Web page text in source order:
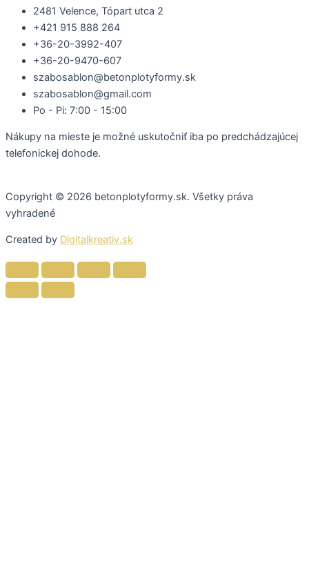
2481 Velence, Tópart utca 2
+421 915 888 264
+36-20-3992-407
+36-20-9470-607
szabosablon@betonplotyformy.sk
szabosablon@gmail.com
Po - Pi: 7:00 - 15:00
Nákupy na mieste je možné uskutočniť iba po predchádzajúcej
telefonickej dohode.
Copyright © 2026 betonplotyformy.sk. Všetky práva
vyhradené
Created by Digitalkreativ.sk